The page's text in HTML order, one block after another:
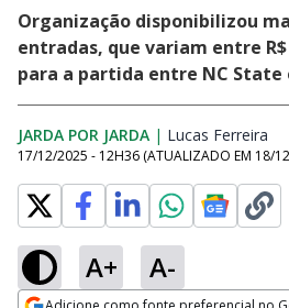
Organização disponibilizou
entradas, que variam entre R$
para a partida entre NC State
JARDA POR JARDA | Lucas Ferreira
17/12/2025 - 12H36 (ATUALIZADO EM 18/
A+ A-